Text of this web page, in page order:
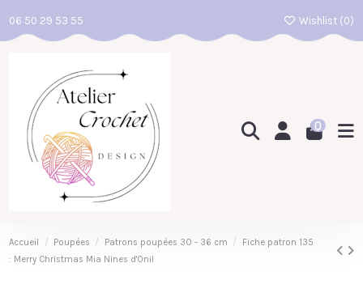
06 50 29 53 55 Wishlist (0)
0
Accueil Poupées Patrons poupées 30 - 36 cm
Fiche patron 135
: Merry Christmas Mia Nines d'Onil